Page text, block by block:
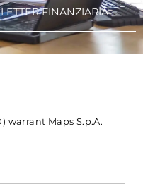
FINANZIARIA
warrant Maps S.p.A.